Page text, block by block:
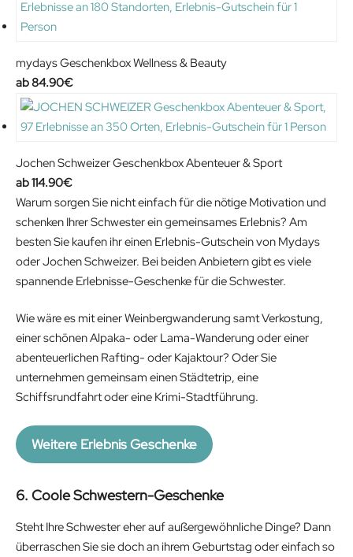
s
.
9
5
€
7
9
.
mydays Geschenkbox Wellness & Beauty
84.90€
Jochen Schweizer Geschenkbox Abenteuer & Sport
114.90€
Warum sorgen Sie nicht einfach für die nötige Motivation und
schenken Ihrer Schwester ein gemeinsames Erlebnis? Am
besten Sie kaufen ihr einen Erlebnis-Gutschein von Mydays
oder Jochen Schweizer. Bei beiden Anbietern gibt es viele
spannende Erlebnisse-Geschenke für die Schwester.
Wie wäre es mit einer Weinbergwanderung samt Verkostung,
einer schönen Alpaka- oder Lama-Wanderung oder einer
abenteuerlichen Rafting- oder Kajaktour? Oder Sie
unternehmen gemeinsam einen Städtetrip, eine
Schiffsrundfahrt oder eine Krimi-Stadtführung.
Weitere Erlebnis Geschenke
6. Coole Schwestern-Geschenke
Steht Ihre Schwester eher auf außergewöhnliche Dinge? Dann
überraschen Sie sie doch an ihrem Geburtstag oder einfach so